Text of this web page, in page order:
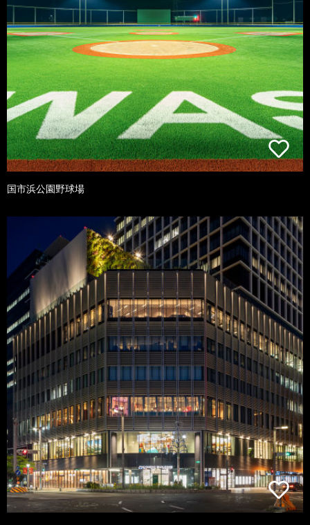
国市浜公園野球場